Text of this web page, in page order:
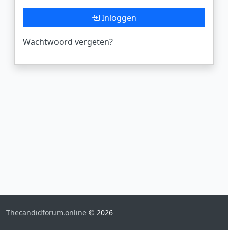
Inloggen
Wachtwoord vergeten?
Thecandidforum.online © 2026